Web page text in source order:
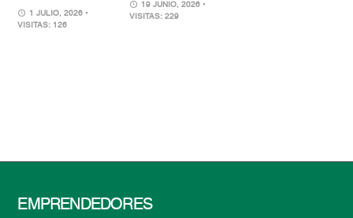
1 JULIO, 2026 •
VISITAS: 126
19 JUNIO, 2026 •
VISITAS: 229
EMPRENDEDORES